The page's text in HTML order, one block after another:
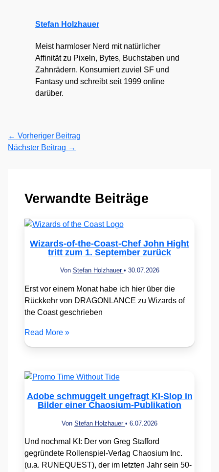
Stefan Holzhauer
Meist harmloser Nerd mit natürlicher
Affinität zu Pixeln, Bytes, Buchstaben und
Zahnrädern. Konsumiert zuviel SF und
Fantasy und schreibt seit 1999 online
darüber.
← Vorheriger Beitrag
Nächster Beitrag →
Verwandte Beiträge
Wizards-of-the-Coast-Chef John Hight
tritt zum 1. September zurück
Von Stefan Holzhauer • 30.07.2026
Erst vor einem Monat habe ich hier über die
Rückkehr von DRAGONLANCE zu Wizards of
the Coast geschrieben
Read More »
Adobe schmuggelt ungefragt KI-Slop in
Bilder einer Chaosium-Publikation
Von Stefan Holzhauer • 6.07.2026
Und nochmal KI: Der von Greg Stafford
gegründete Rollenspiel-Verlag Chaosium Inc.
(u.a. RUNEQUEST), der im letzten Jahr sein 50-